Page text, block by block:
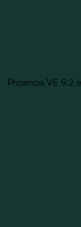
Proxmox VE 9.2